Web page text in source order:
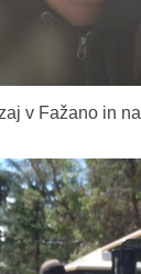
v Fažano in